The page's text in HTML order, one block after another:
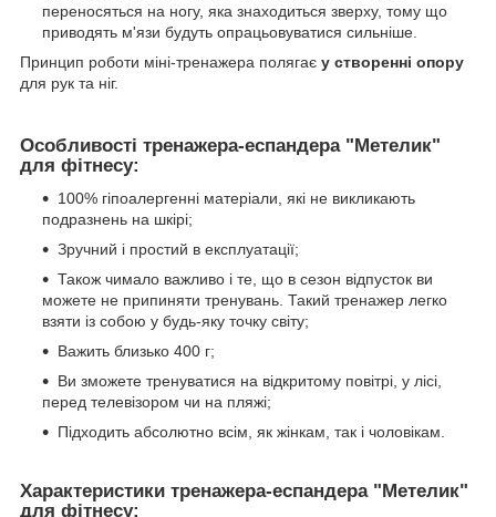
переносяться на ногу, яка знаходиться зверху, тому що
приводять м'язи будуть опрацьовуватися сильніше.
Принцип роботи міні-тренажера полягає у створенні опору
для рук та ніг.
Особливості тренажера-еспандера "Метелик"
для фітнесу:
100% гіпоалергенні матеріали, які не викликають
подразнень на шкірі;
Зручний і простий в експлуатації;
Також чимало важливо і те, що в сезон відпусток ви
можете не припиняти тренувань. Такий тренажер легко
взяти із собою у будь-яку точку світу;
Важить близько 400 г;
Ви зможете тренуватися на відкритому повітрі, у лісі,
перед телевізором чи на пляжі;
Підходить абсолютно всім, як жінкам, так і чоловікам.
Характеристики тренажера-еспандера "Метелик"
для фітнесу: